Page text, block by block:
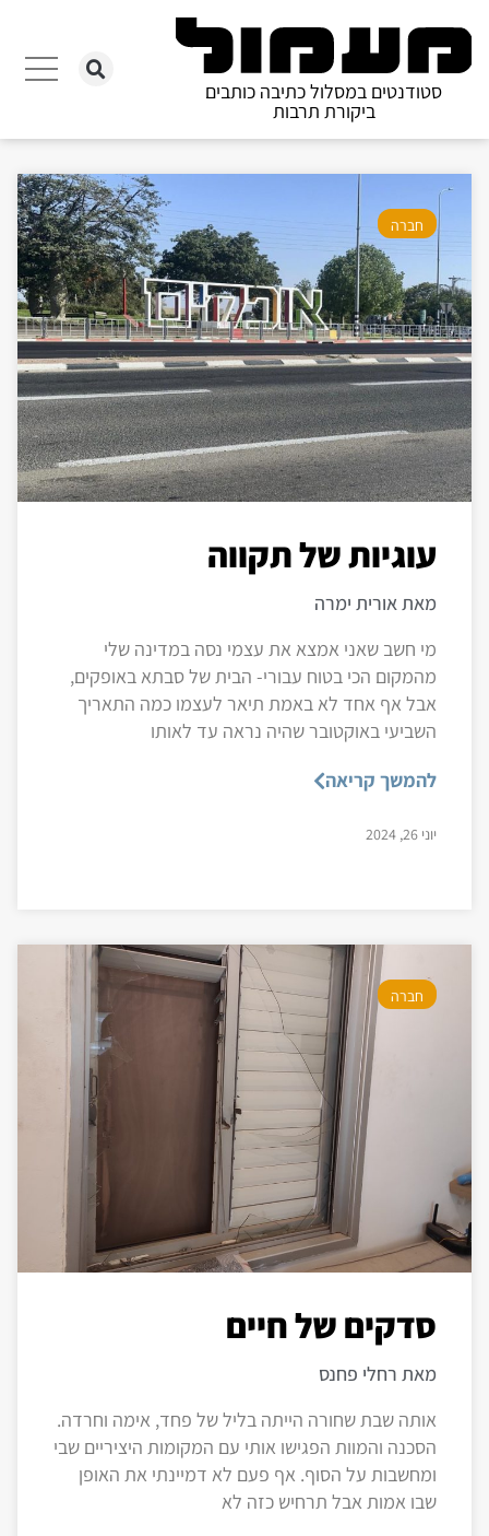
סטודנטים במסלול כתיבה כותבים
ביקורת תרבות
חברה
עוגיות של תקווה
מאת אורית ימרה
מי חשב שאני אמצא את עצמי נסה במדינה שלי
מהמקום הכי בטוח עבורי- הבית של סבתא באופקים,
אבל אף אחד לא באמת תיאר לעצמו כמה התאריך
השביעי באוקטובר שהיה נראה עד לאותו
להמשך קריאה
יוני 26, 2024
חברה
סדקים של חיים
מאת רחלי פחנס
אותה שבת שחורה הייתה בליל של פחד, אימה וחרדה.
הסכנה והמוות הפגישו אותי עם המקומות היציריים שבי
ומחשבות על הסוף. אף פעם לא דמיינתי את האופן
שבו אמות אבל תרחיש כזה לא